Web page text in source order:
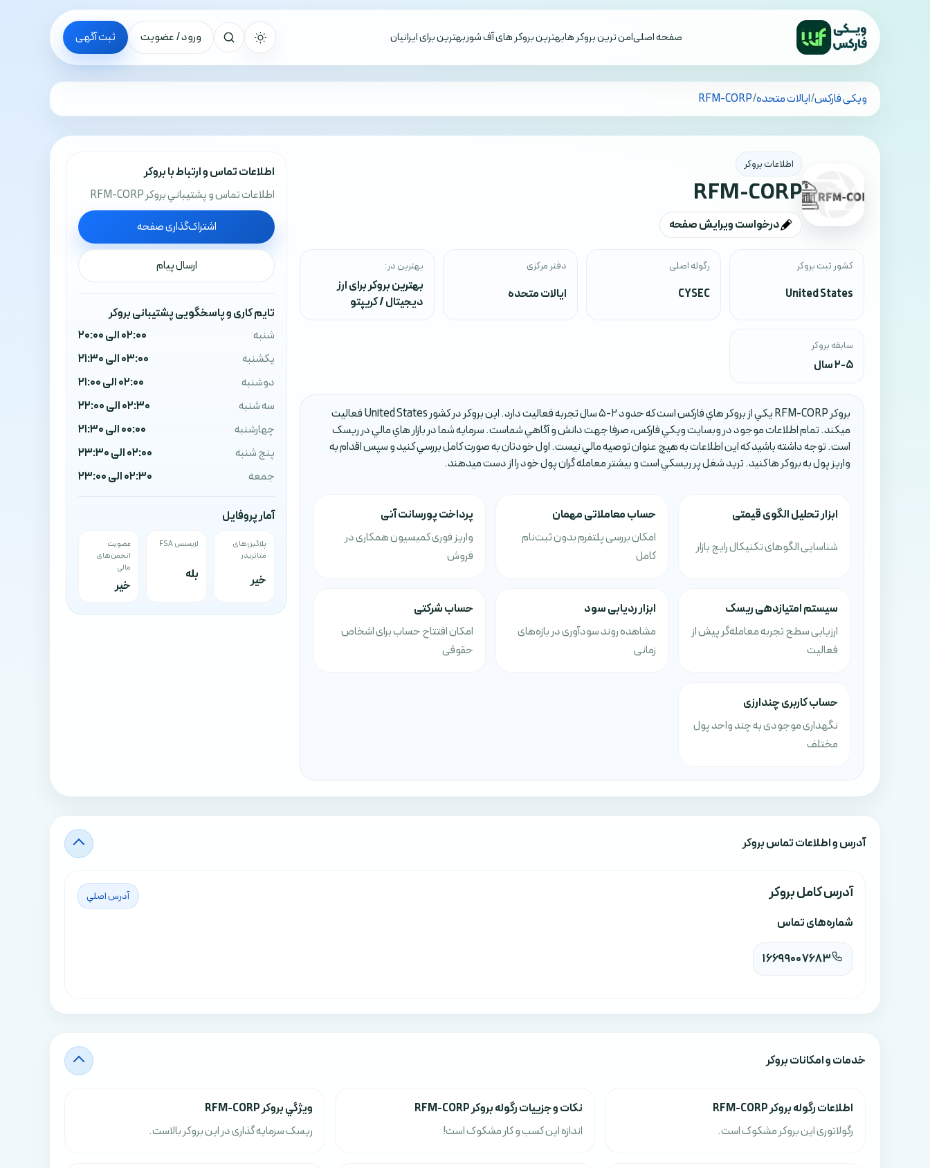
صفحه اصلیامن ترین بروکر هابهترین بروکر های آف شوربهترین برای ایرانیان ورود / عضویت ثبت آگهی
تمام کشورهاویکی فارکس/ایالات متحده/
RFM-CORP
اطلاعات بروکر
RFM-CORP
درخواست ویرایش صفحه
کشور ثبت بروکر
United States
رگوله اصلی
CYSEC
دفتر مرکزی
ایالات متحده
بهترین در:
بهترین بروکر برای ارز
دیجیتال / کریپتو
سابقه بروکر
2-5 سال
بروکر RFM-CORP يکي از بروکر هاي فارکس است که حدود 2-5 سال تجربه فعاليت دارد. اين بروکر در کشور United States فعاليت
ميکند. تمام اطلاعات موجود در وبسايت ويکي فارکس، صرفا جهت دانش و آگاهي شماست. سرمايه شما در بازار هاي مالي در ريسک
است. توجه داشته باشيد که اين اطلاعات به هيچ عنوان توصيه مالي نيست. اول خودتان به صورت کامل بررسي کنيد و سپس اقدام به
واريز پول به بروکر ها کنيد. تريد شغل پر ريسکي است و بيشتر معامله گران پول خود را از دست ميدهند.
ابزار تحلیل الگوی قیمتی
شناسایی الگوهای تکنیکال رایج بازار
حساب معاملاتی مهمان
امکان بررسی پلتفرم بدون ثبت‌نام
کامل
پرداخت پورسانت آنی
واریز فوری کمیسیون همکاری در
فروش
سیستم امتیازدهی ریسک
ارزیابی سطح تجربه معامله‌گر پیش از
فعالیت
ابزار ردیابی سود
مشاهده روند سودآوری در بازه‌های
زمانی
حساب شرکتی
امکان افتتاح حساب برای اشخاص
حقوقی
حساب کاربری چندارزی
نگهداری موجودی به چند واحد پول
مختلف
اطلاعات تماس و ارتباط با بروکر
اطلاعات تماس و پشتيباني بروکر RFM-CORP
اشتراک‌گذاری صفحه
ارسال پیام
تایم کاری و پاسخگویی پشتیبانی بروکر
شنبه
02:00 الی 20:00
یکشنبه
03:00 الی 21:30
دوشنبه
02:00 الی 21:00
سه شنبه
02:30 الی 22:00
چهارشنبه
00:00 الی 21:30
پنج شنبه
02:00 الی 23:30
جمعه
02:30 الی 23:00
آمار پروفایل
پلاگین‌های
متاتریدر
خیر
لایسنس FSA
بله
عضویت
انجمن‌های
مالی
خیر
آدرس‌ و اطلاعات تماس بروکر
آدرس کامل بروکر آدرس اصلي
شماره‌های تماس
16699007683
خدمات و امکانات بروکر
اطلاعات رگوله بروکر RFM-CORP
رگولاتوری این بروکر مشکوک است.
نکات و جزييات رگوله بروکر RFM-CORP
اندازه این کسب و کار مشکوک است!
ويژگي بروکر RFM-CORP
ریسک سرمایه گذاری در این بروکر بالاست.